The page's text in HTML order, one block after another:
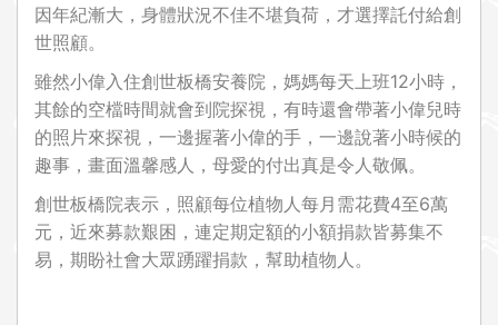
因年紀漸大，身體狀況不佳不堪負荷，才選擇託付給創
世照顧。
雖然小偉入住創世板橋安養院，媽媽每天上班12小時，
其餘的空檔時間就會到院探視，有時還會帶著小偉兒時
的照片來探視，一邊握著小偉的手，一邊說著小時候的
趣事，畫面溫馨感人，母愛的付出真是令人敬佩。
創世板橋院表示，照顧每位植物人每月需花費4至6萬
元，近來募款艱困，連定期定額的小額捐款皆募集不
易，期盼社會大眾踴躍捐款，幫助植物人。